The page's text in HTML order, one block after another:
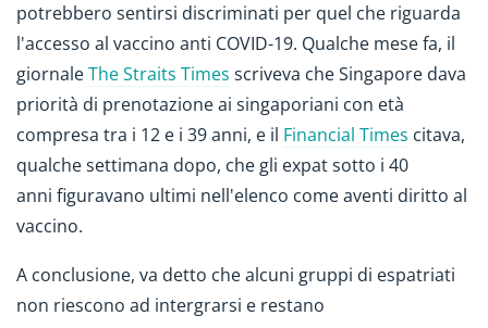
potrebbero sentirsi discriminati per quel che riguarda
l'accesso al vaccino anti COVID-19. Qualche mese fa, il
giornaleThe Straits Times scriveva che Singapore dava
priorità di prenotazione ai singaporiani con età
compresa tra i 12 e i 39 anni, e il Financial Times citava,
qualche settimana dopo, che gli expat sotto i 40
anni figuravano ultimi nell'elenco come aventi diritto al
vaccino.
A conclusione, va detto che alcuni gruppi di espatriati
non riescono ad intergrarsi e restano